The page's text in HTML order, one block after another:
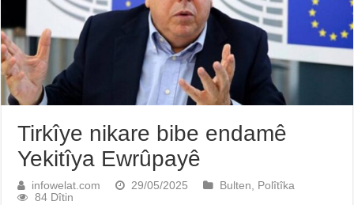
Tirkîye nikare bibe endamê
Yekitîya Ewrûpayê
infowelat.com 29/05/2025 Bulten, Polîtîka
84 Dîtin